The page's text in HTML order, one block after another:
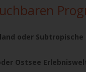
oder
Ostsee